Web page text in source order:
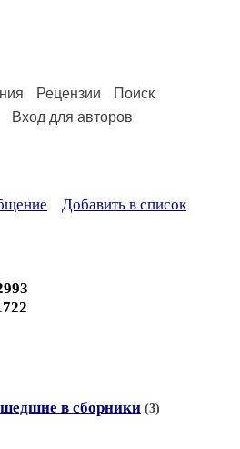
Рецензии
Поиск
Вход для авторов
Добавить в список
в сборники (3)